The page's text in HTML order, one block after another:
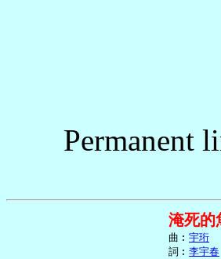
Permanent
淹死
     曲︰
宇珩
     詞︰
李宇春